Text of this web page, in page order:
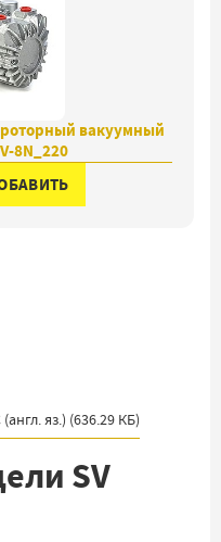
вакуумный
8N_220
яз.) (636.29 КБ)
SV